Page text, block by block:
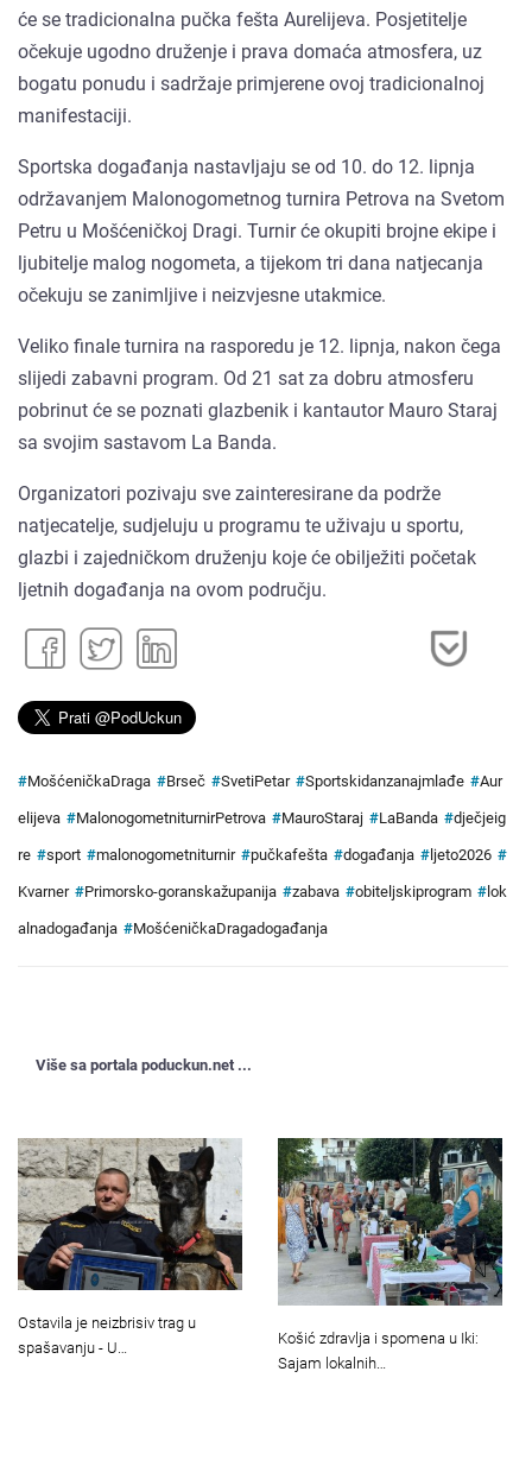
će se tradicionalna pučka fešta Aurelijeva. Posjetitelje
očekuje ugodno druženje i prava domaća atmosfera, uz
bogatu ponudu i sadržaje primjerene ovoj tradicionalnoj
manifestaciji.
Sportska događanja nastavljaju se od 10. do 12. lipnja
održavanjem Malonogometnog turnira Petrova na Svetom
Petru u Mošćeničkoj Dragi. Turnir će okupiti brojne ekipe i
ljubitelje malog nogometa, a tijekom tri dana natjecanja
očekuju se zanimljive i neizvjesne utakmice.
Veliko finale turnira na rasporedu je 12. lipnja, nakon čega
slijedi zabavni program. Od 21 sat za dobru atmosferu
pobrinut će se poznati glazbenik i kantautor Mauro Staraj
sa svojim sastavom La Banda.
Organizatori pozivaju sve zainteresirane da podrže
natjecatelje, sudjeluju u programu te uživaju u sportu,
glazbi i zajedničkom druženju koje će obilježiti početak
ljetnih događanja na ovom području.
#MošćeničkaDraga #Brseč #SvetiPetar #Sportskidanzanajmlađe #Aur
elijeva #MalonogometniturnirPetrova #MauroStaraj #LaBanda #dječjeig
re #sport #malonogometniturnir #pučkafešta #događanja # ljeto2026 #
Kvarner #Primorsko-goranskažupanija #zabava #obiteljskiprogram # lok
alnadogađanja #MošćeničkaDragadogađanja
Više sa portala poduckun.net ...
Ostavila je neizbrisiv trag u
spašavanju - U…
Košić zdravlja i spomena u Iki:
Sajam lokalnih…